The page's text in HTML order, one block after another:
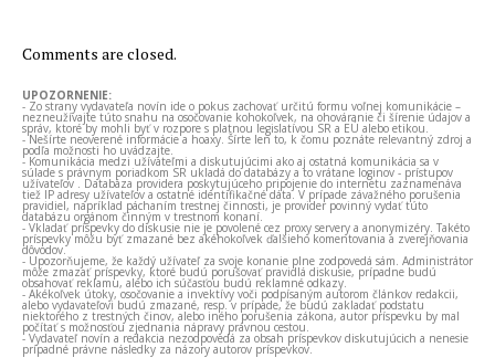
Comments are closed.
UPOZORNENIE:
- Zo strany vydavateľa novín ide o pokus zachovať určitú formu voľnej komunikácie –
nezneužívajte túto snahu na osočovanie kohokoľvek, na ohováranie či šírenie údajov a
správ, ktoré by mohli byť v rozpore s platnou legislatívou SR a EÚ alebo etikou.
- Nešírte neoverené informácie a hoaxy. Šírte len to, k čomu poznáte relevantný zdroj a
podľa možnosti ho uvádzajte.
- Komunikácia medzi užívateľmi a diskutujúcimi ako aj ostatná komunikácia sa v
súlade s právnym poriadkom SR ukladá do databázy a to vrátane loginov - prístupov
užívateľov . Databáza providera poskytujúceho pripojenie do internetu zaznamenáva
tiež IP adresy užívateľov a ostatné identifikačné dáta. V prípade závažného porušenia
pravidiel, napríklad páchaním trestnej činnosti, je provider povinný vydať túto
databázu orgánom činným v trestnom konaní.
- Vkladať príspevky do diskusie nie je povolené cez proxy servery a anonymizéry. Takéto
príspevky môžu byť zmazané bez akéhokoľvek ďalšieho komentovania a zverejňovania
dôvodov.
- Upozorňujeme, že každý užívateľ za svoje konanie plne zodpovedá sám. Administrátor
môže zmazať príspevky, ktoré budú porušovať pravidlá diskusie, prípadne budú
obsahovať reklamu, alebo ich súčasťou budú reklamné odkazy.
- Akékoľvek útoky, osočovanie a invektívy voči podpísaným autorom článkov redakcii,
alebo vydavateľovi budú zmazané, resp. v prípade, že budú zakladať podstatu
niektorého z trestných činov, alebo iného porušenia zákona, autor príspevku by mal
počítať s možnosťou zjednania nápravy právnou cestou.
- Vydavateľ novín a redakcia nezodpovedá za obsah príspevkov diskutujúcich a nenesie
prípadné právne následky za názory autorov príspevkov.